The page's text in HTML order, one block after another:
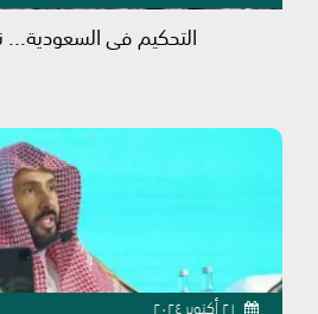
التحكيم في